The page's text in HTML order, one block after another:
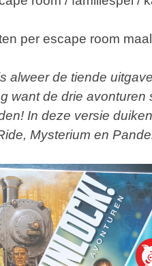
per escape room
alweer de tiende
want de drie avonturen
In deze versie
Mysterium en